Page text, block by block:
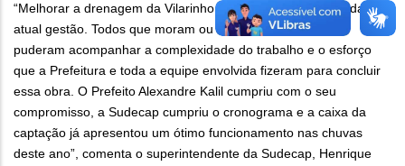
“Melhorar a drenagem da Vilarinho é uma das prioridades da
atual gestão. Todos que moram ou que passam na região
puderam acompanhar a complexidade do trabalho e o esforço
que a Prefeitura e toda a equipe envolvida fizeram para concluir
essa obra. O Prefeito Alexandre Kalil cumpriu com o seu
compromisso, a Sudecap cumpriu o cronograma e a caixa da
captação já apresentou um ótimo funcionamento nas chuvas
deste ano”, comenta o superintendente da Sudecap, Henrique